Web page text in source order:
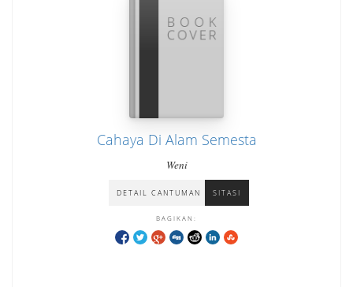
Cahaya Di Alam Semesta
Weni
DETAIL CANTUMAN SITASI
BAGIKAN: